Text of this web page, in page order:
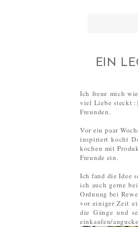
EIN
Ich freue mich
viel Liebe steckt
Freunden.
Vor ein paar
inspiriert kocht
kochen mit
Freunde ein.
Ich fand die Idee
ich auch gerne
Ordnung bei
vor einiger Zeit
die Gänge und
einkaufen/